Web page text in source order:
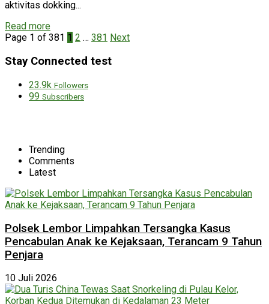
aktivitas dokking...
Read more
Page 1 of 381 1 2 … 381 Next
Stay Connected test
23.9k Followers
99 Subscribers
Trending
Comments
Latest
Polsek Lembor Limpahkan Tersangka Kasus
Pencabulan Anak ke Kejaksaan, Terancam 9 Tahun
Penjara
10 Juli 2026